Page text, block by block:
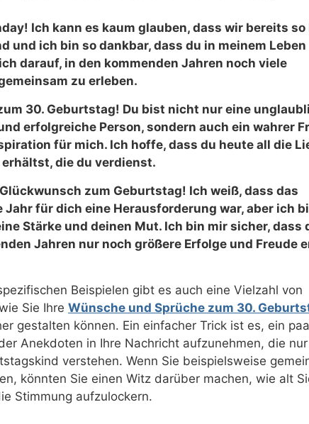
Ich kann es kaum glauben, dass wir bereits so
und ich bin so dankbar, dass du in meinem
darauf, in den kommenden Jahren noch viele
zu erleben.
30. Geburtstag! Du bist nicht nur eine
erfolgreiche Person, sondern auch ein wahrer
für mich. Ich hoffe, dass du heute all die
erhältst, die du verdienst.
zum Geburtstag! Ich weiß, dass das
Jahr für dich eine Herausforderung war, aber ich
Stärke und deinen Mut. Ich bin mir sicher, dass
Jahren nur noch größere Erfolge und Freude
Beispielen gibt es auch eine Vielzahl von
Sie Ihre Wünsche und Sprüche zum 30.
gestalten können. Ein einfacher Trick ist es, ein
Anekdoten in Ihre Nachricht aufzunehmen, die nur
verstehen. Wenn Sie beispielsweise
könnten Sie einen Witz darüber machen, wie alt
Stimmung aufzulockern.